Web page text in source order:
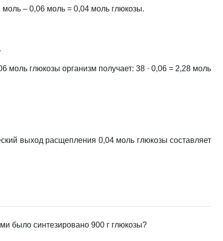
– 0,06 моль = 0,04 моль глюкозы.
моль глюкозы организм получает: 38 · 0,06 = 2,28 моль
выход расщепления 0,04 моль глюкозы составляет
было синтезировано 900 г глюкозы?